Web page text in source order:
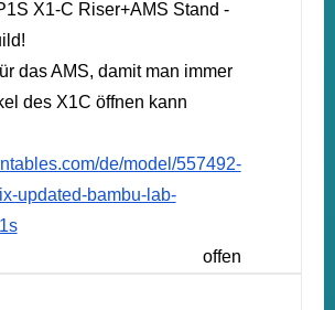
X1-C Riser+AMS Stand -
das AMS, damit man immer
des X1C öffnen kann
de/model/557492-
updated-bambu-lab-
offen